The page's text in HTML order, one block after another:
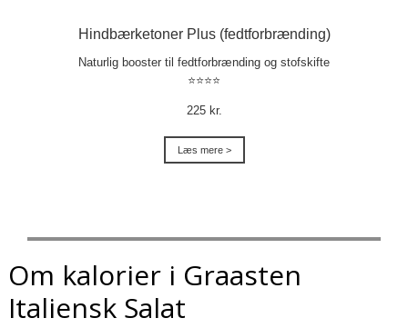
Hindbærketoner Plus (fedtforbrænding)
Naturlig booster til fedtforbrænding og stofskifte
⭐⭐⭐⭐
225 kr.
Læs mere >
Om kalorier i Graasten
Italiensk Salat